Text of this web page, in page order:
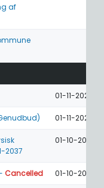
af
01-11-2026
01-11-2026
2037
01-10-2026
Cancelled 01-10-2026